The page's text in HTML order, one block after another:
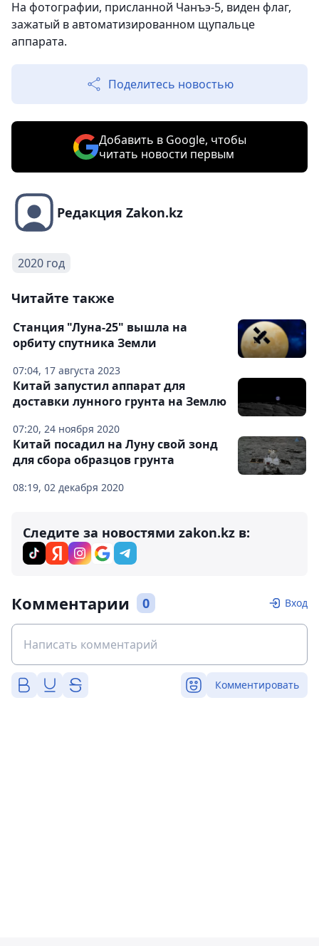
На фотографии, присланной Чанъэ-5, виден флаг,
зажатый в автоматизированном щупальце
аппарата.
Поделитесь новостью
Добавить в Google, чтобы
читать новости первым
Редакция Zakon.kz
2020 год
Читайте также
07:04, 17 августа 2023
Станция "Луна-25" вышла на
орбиту спутника Земли
07:20, 24 ноября 2020
Китай запустил аппарат для
доставки лунного грунта на Землю
08:19, 02 декабря 2020
Китай посадил на Луну свой зонд
для сбора образцов грунта
Следите за новостями zakon.kz в:
Комментарии 0 Вход
Комментировать